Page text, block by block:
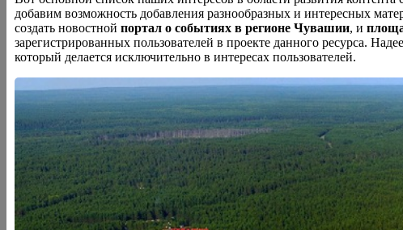
добавим возможность добавления разнообразных и интересных
создать новостнойпортал о событиях в регионе Чувашии, и
зарегистрированных пользователей в проекте данного ресурса.
который делается исключительно в интересах пользователей.